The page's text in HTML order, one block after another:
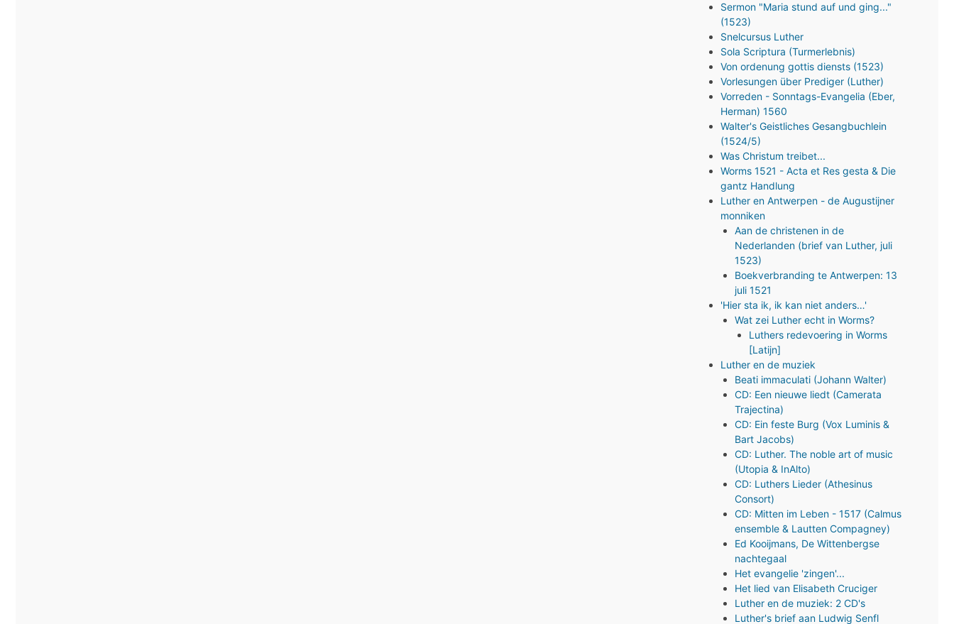
Sermon "Maria stund auf und ging..."
(1523)
Snelcursus Luther
Sola Scriptura (Turmerlebnis)
Von ordenung gottis diensts (1523)
Vorlesungen über Prediger (Luther)
Vorreden - Sonntags-Evangelia (Eber,
Herman) 1560
Walter's Geistliches Gesangbuchlein
(1524/5)
Was Christum treibet...
Worms 1521 - Acta et Res gesta & Die
gantz Handlung
Luther en Antwerpen - de Augustijner
monniken
Aan de christenen in de
Nederlanden (brief van Luther, juli
1523)
Boekverbranding te Antwerpen: 13
juli 1521
'Hier sta ik, ik kan niet anders…'
Wat zei Luther echt in Worms?
Luthers redevoering in Worms
[Latijn]
Luther en de muziek
Beati immaculati (Johann Walter)
CD: Een nieuwe liedt (Camerata
Trajectina)
CD: Ein feste Burg (Vox Luminis &
Bart Jacobs)
CD: Luther. The noble art of music
(Utopia & InAlto)
CD: Luthers Lieder (Athesinus
Consort)
CD: Mitten im Leben - 1517 (Calmus
ensemble & Lautten Compagney)
Ed Kooijmans, De Wittenbergse
nachtegaal
Het evangelie 'zingen'...
Het lied van Elisabeth Cruciger
Luther en de muziek: 2 CD's
Luther's brief aan Ludwig Senfl